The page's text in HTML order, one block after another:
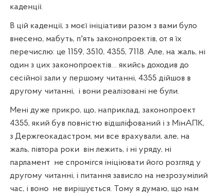
каденції.
В цій каденції, з моєї ініціативи разом з вами було
внесено, мабуть, п'ять законопроектів, от я їх
перечислю: це 1159, 3510, 4355, 7118. Але, на жаль, ні
один з цих законопроектів… якийсь доходив до
сесійної зали у першому читанні, 4355 дійшов в
другому читанні, і вони реалізовані не були.
Мені дуже прикро, що, наприклад, законопроект
4355, який був повністю відшліфований і з МінАПК,
з Держгеокадастром, ми все врахували, але, на
жаль, півтора роки він лежить, і ні уряду, ні
парламент не спромігся ініціювати його розгляд у
другому читанні, і питання зависло на незрозумілий
час, і воно не вирішується. Тому я думаю, що нам